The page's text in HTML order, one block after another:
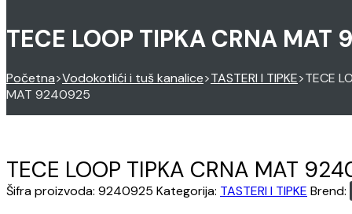
TECE LOOP TIPKA CRNA
Početna>Vodokotlići i tuš kanalice>TASTERI I TIPKE>TECE
MAT 9240925
TECE LOOP TIPKA CRNA MAT
Šifra proizvoda: 9240925 Kategorija: TASTERI I TIPKE Brend: